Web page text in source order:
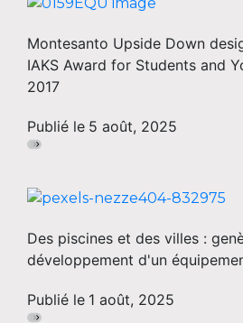
Montesanto Upside Down
IAKS Award for Students and
2017
Publié le 5 août, 2025
Des piscines et des villes :
développement d'un
Publié le 1 août, 2025